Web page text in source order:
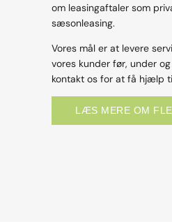
om leasingaftaler som
sæsonleasing.
Vores mål er at levere
vores kunder før, under
kontakt os for at få hjælp
LÆS MERE OM